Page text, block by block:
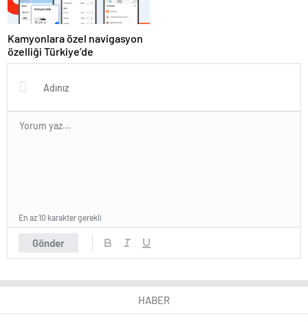
Kamyonlara özel navigasyon
özelliği Türkiye’de
Gönder
En az 10 karakter gerekli
HABER